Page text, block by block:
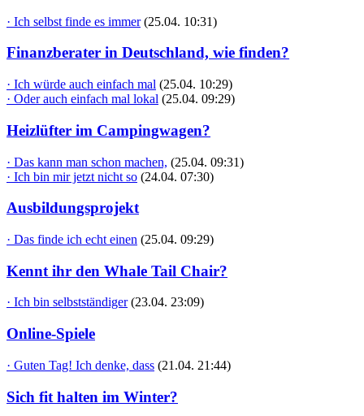
· Ich selbst finde es immer (25.04. 10:31)
Finanzberater in Deutschland, wie finden?
· Ich würde auch einfach mal (25.04. 10:29)
· Oder auch einfach mal lokal (25.04. 09:29)
Heizlüfter im Campingwagen?
· Das kann man schon machen, (25.04. 09:31)
· Ich bin mir jetzt nicht so (24.04. 07:30)
Ausbildungsprojekt
· Das finde ich echt einen (25.04. 09:29)
Kennt ihr den Whale Tail Chair?
· Ich bin selbstständiger (23.04. 23:09)
Online-Spiele
· Guten Tag! Ich denke, dass (21.04. 21:44)
Sich fit halten im Winter?